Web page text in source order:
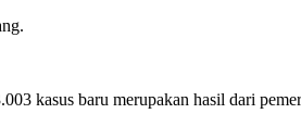
kasus baru merupakan hasil dari